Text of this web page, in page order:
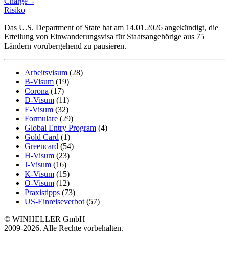
Das U.S. Department of State hat am 14.01.2026 angekündigt, die
Erteilung von Einwanderungsvisa für Staatsangehörige aus 75
Ländern vorübergehend zu pausieren.
Arbeitsvisum (28)
B-Visum (19)
Corona (17)
D-Visum (11)
E-Visum (32)
Formulare (29)
Global Entry Program (4)
Gold Card (1)
Greencard (54)
H-Visum (23)
J-Visum (16)
K-Visum (15)
O-Visum (12)
Praxistipps (73)
US-Einreiseverbot (57)
© WINHELLER GmbH
2009-2026. Alle Rechte vorbehalten.